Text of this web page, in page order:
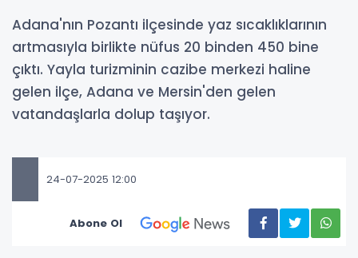
Adana'nın Pozantı ilçesinde yaz sıcaklıklarının
artmasıyla birlikte nüfus 20 binden 450 bine
çıktı. Yayla turizminin cazibe merkezi haline
gelen ilçe, Adana ve Mersin'den gelen
vatandaşlarla dolup taşıyor.
24-07-2025 12:00
Abone Ol